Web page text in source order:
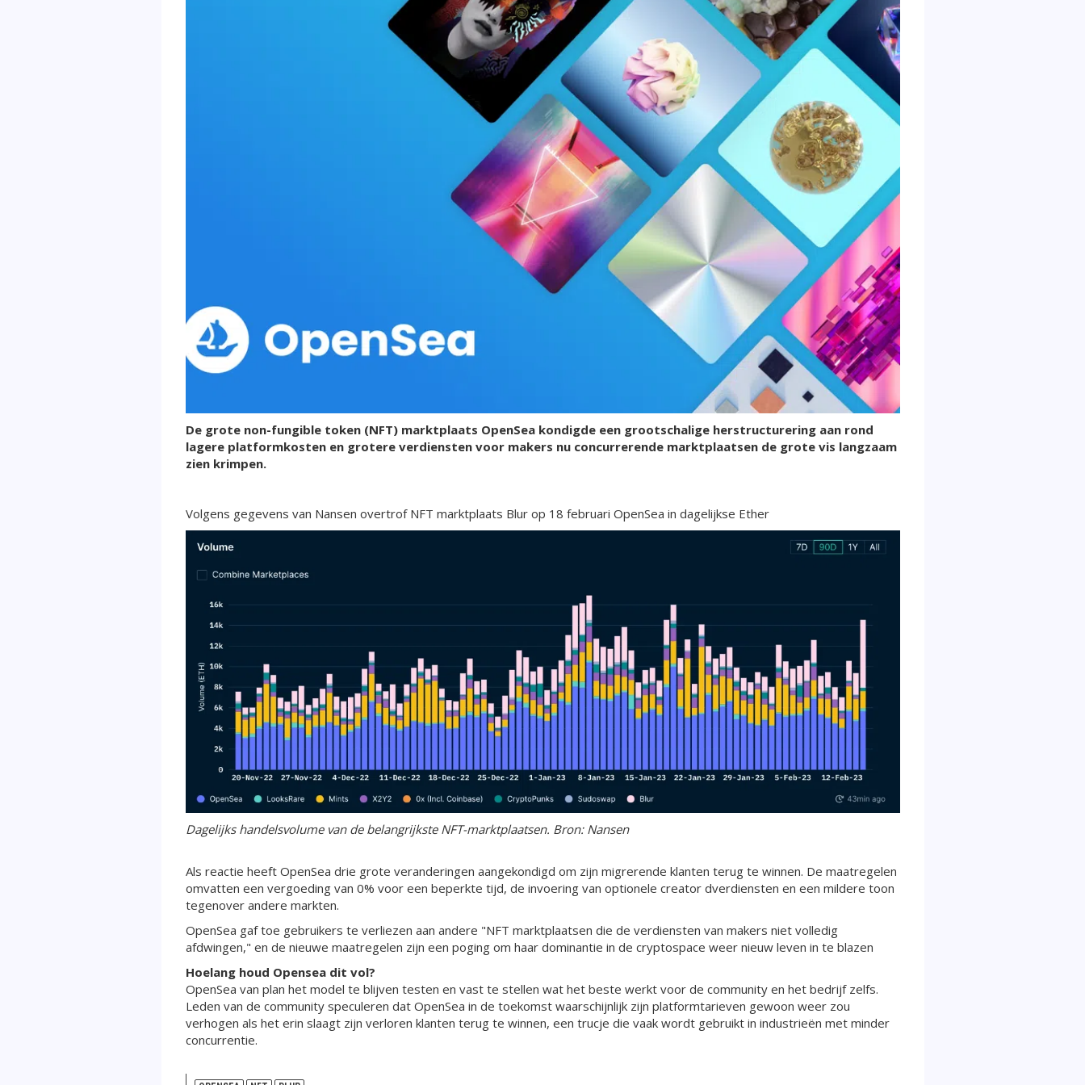
De grote non-fungible token (NFT) marktplaats OpenSea kondigde een grootschalige herstructurering aan rond
lagere platformkosten en grotere verdiensten voor makers nu concurrerende marktplaatsen de grote vis langzaam
zien krimpen.
Volgens gegevens van Nansen overtrof NFT marktplaats Blur op 18 februari OpenSea in dagelijkse Ether
Dagelijks handelsvolume van de belangrijkste NFT-marktplaatsen. Bron: Nansen
Als reactie heeft OpenSea drie grote veranderingen aangekondigd om zijn migrerende klanten terug te winnen. De maatregelen
omvatten een vergoeding van 0% voor een beperkte tijd, de invoering van optionele creator dverdiensten en een mildere toon
tegenover andere markten.
OpenSea gaf toe gebruikers te verliezen aan andere "NFT marktplaatsen die de verdiensten van makers niet volledig
afdwingen," en de nieuwe maatregelen zijn een poging om haar dominantie in de cryptospace weer nieuw leven in te blazen
Hoelang houd Opensea dit vol?
OpenSea van plan het model te blijven testen en vast te stellen wat het beste werkt voor de community en het bedrijf zelfs.
Leden van de community speculeren dat OpenSea in de toekomst waarschijnlijk zijn platformtarieven gewoon weer zou
verhogen als het erin slaagt zijn verloren klanten terug te winnen, een trucje die vaak wordt gebruikt in industrieën met minder
concurrentie.